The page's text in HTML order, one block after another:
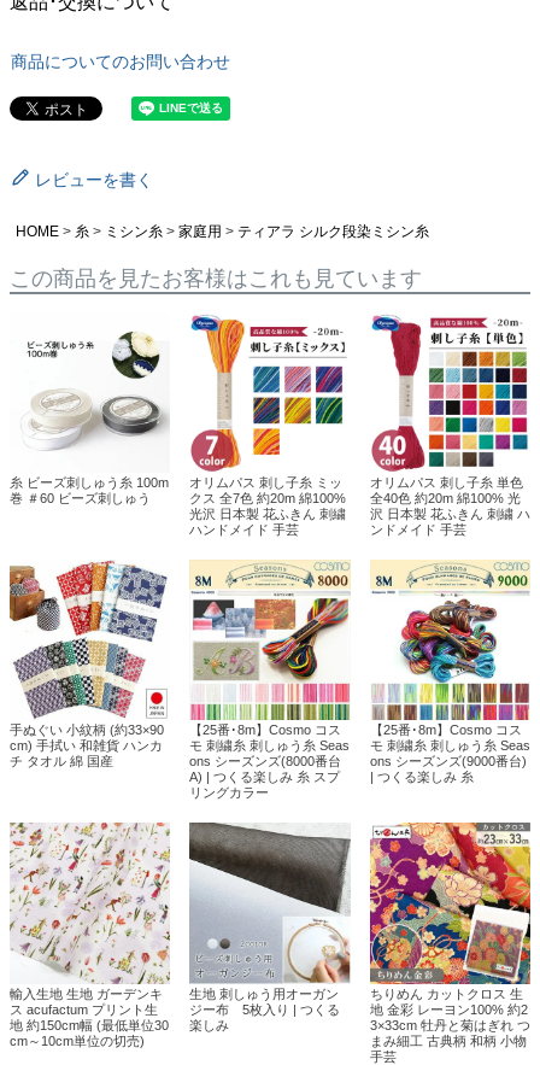
商品についてのお問い合わせ
レビューを書く
HOME 糸 ミシン糸 家庭用 ティアラ シルク段染ミシン糸
この商品を見たお客様はこれも見ています
糸 ビーズ刺しゅう糸 100m
巻 ＃60 ビーズ刺しゅう
オリムパス 刺し子糸 ミッ
クス 全7色 約20m 綿100%
光沢 日本製 花ふきん 刺繍
ハンドメイド 手芸
オリムパス 刺し子糸 単色
全40色 約20m 綿100% 光
沢 日本製 花ふきん 刺繍 ハ
ンドメイド 手芸
手ぬぐい 小紋柄 (約33×90
cm) 手拭い 和雑貨 ハンカ
チ タオル 綿 国産
【25番･8m】Cosmo コス
モ 刺繍糸 刺しゅう糸 Seas
ons シーズンズ(8000番台
A) | つくる楽しみ 糸 スプ
リングカラー
【25番･8m】Cosmo コス
モ 刺繍糸 刺しゅう糸 Seas
ons シーズンズ(9000番台)
| つくる楽しみ 糸
輸入生地 生地 ガーデンキ
ス acufactum プリント生
地 約150cm幅 (最低単位30
cm～10cm単位の切売)
生地 刺しゅう用オーガン
ジー布 5枚入り | つくる
楽しみ
ちりめん カットクロス 生
地 金彩 レーヨン100% 約2
3×33cm 牡丹と菊はぎれ つ
まみ細工 古典柄 和柄 小物
手芸